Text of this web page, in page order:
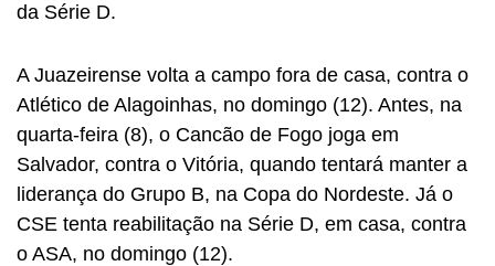
da Série D.
A Juazeirense volta a campo fora de casa, contra o
Atlético de Alagoinhas, no domingo (12). Antes, na
quarta-feira (8), o Cancão de Fogo joga em
Salvador, contra o Vitória, quando tentará manter a
liderança do Grupo B, na Copa do Nordeste. Já o
CSE tenta reabilitação na Série D, em casa, contra
o ASA, no domingo (12).